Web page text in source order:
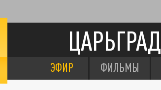
ЦАРЬГРАД
ЭФИР ФИЛЬМЫ